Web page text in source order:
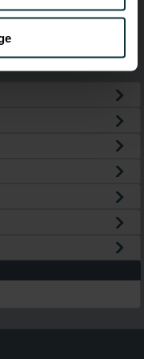
og
kombinere disse
givet dem, eller som
tjenester.